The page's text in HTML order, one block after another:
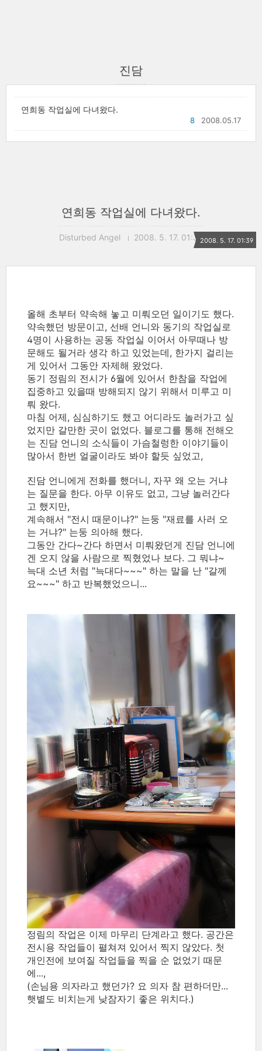
진담
연희동 작업실에 다녀왔다.
2008.05.17
8
연희동 작업실에 다녀왔다.
Disturbed Angel 2008. 5. 17. 01:392008. 5. 17. 01:39
올해 초부터 약속해 놓고 미뤄오던 일이기도 했다.
약속했던 방문이고, 선배 언니와 동기의 작업실로
4명이 사용하는 공동 작업실 이어서 아무때나 방
문해도 될거라 생각 하고 있었는데, 한가지 걸리는
게 있어서 그동안 자제해 왔었다.
동기 정림의 전시가 6월에 있어서 한참을 작업에
집중하고 있을때 방해되지 않기 위해서 미루고 미
뤄 왔다.
마침 어제, 심심하기도 했고 어디라도 놀러가고 싶
었지만 갈만한 곳이 없었다. 블로그를 통해 전해오
는 진담 언니의 소식들이 가슴철렁한 이야기들이
많아서 한번 얼굴이라도 봐야 할듯 싶었고,
진담 언니에게 전화를 했더니, 자꾸 왜 오는 거냐
는 질문을 한다. 아무 이유도 없고, 그냥 놀러간다
고 했지만,
계속해서 "전시 때문이냐?" 는둥 "재료를 사러 오
는 거냐?" 는둥 의아해 했다.
그동안 간다~간다 하면서 미뤄왔던게 진담 언니에
겐 오지 않을 사람으로 찍혔었나 보다. 그 뭐냐~
늑대 소년 처럼 "늑대다~~~" 하는 말을 난 "갈께
요~~~" 하고 반복했었으니...
정림의 작업은 이제 마무리 단계라고 했다. 공간은
전시용 작업들이 펼쳐져 있어서 찍지 않았다. 첫
개인전에 보여질 작업들을 찍을 순 없었기 때문
에...,
(손님용 의자라고 했던가? 요 의자 참 편하더만...
햇볕도 비치는게 낮잠자기 좋은 위치다.)